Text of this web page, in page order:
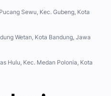
Sewu, Kec. Gubeng, Kota
Wetan, Kota Bandung, Jawa
Hulu, Kec. Medan Polonia, Kota